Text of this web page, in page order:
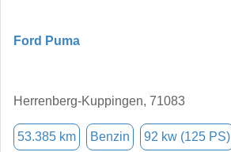
Ford Puma
Herrenberg-Kuppingen, 71083
53.385 km Benzin 92 kw (125 PS)